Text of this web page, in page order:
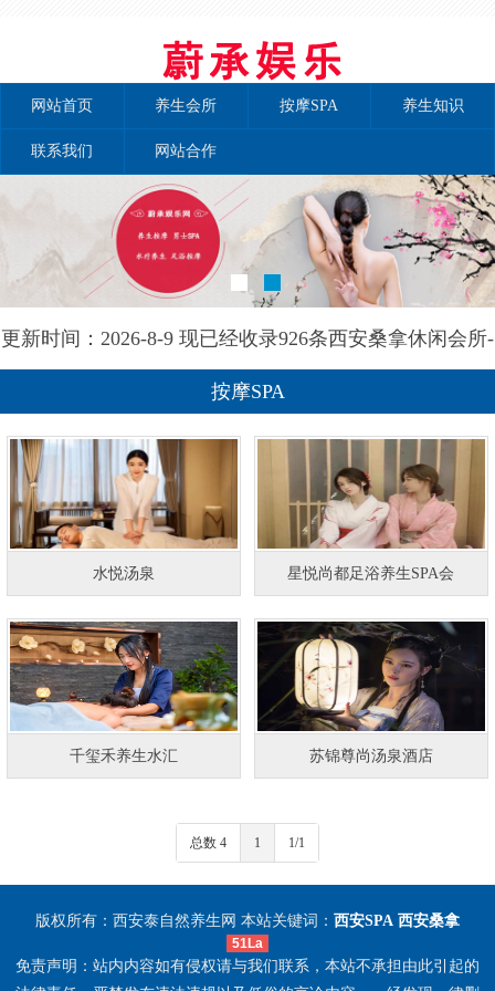
网站首页 养生会所 按摩SPA 养生知识
联系我们 网站合作
更新时间：2026-8-9 现已经收录926条西安桑拿休闲会所-
西安泰自然养生网信息
按摩SPA
水悦汤泉 星悦尚都足浴养生SPA会
千玺禾养生水汇 苏锦尊尚汤泉酒店
总数 4 1 1/1
版权所有：西安泰自然养生网 本站关键词： 西安SPA 西安桑拿
51La
免责声明：站内内容如有侵权请与我们联系，本站不承担由此引起的